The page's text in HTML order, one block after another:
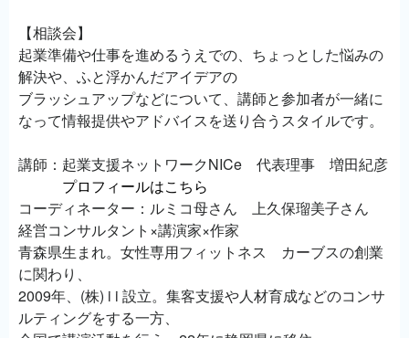
【相談会】
起業準備や仕事を進めるうえでの、ちょっとした悩みの
解決や、ふと浮かんだアイデアの
ブラッシュアップなどについて、講師と参加者が一緒に
なって情報提供やアドバイスを送り合うスタイルです。
講師：起業支援ネットワークNICe 代表理事 増田紀彦
プロフィールはこちら
コーディネーター：ルミコ母さん 上久保瑠美子さん
経営コンサルタント×講演家×作家
青森県生まれ。女性専用フィットネス カーブスの創業
に関わり、
2009年、(株) i i 設立。集客支援や人材育成などのコンサ
ルティングをする一方、